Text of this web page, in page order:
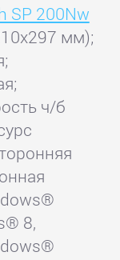
SP 200Nw
мм);
ч/б
8,